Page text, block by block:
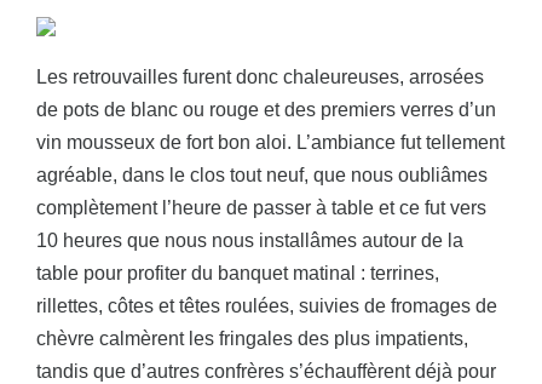
Les retrouvailles furent donc chaleureuses, arrosées
de pots de blanc ou rouge et des premiers verres d’un
vin mousseux de fort bon aloi. L’ambiance fut tellement
agréable, dans le clos tout neuf, que nous oubliâmes
complètement l’heure de passer à table et ce fut vers
10 heures que nous nous installâmes autour de la
table pour profiter du banquet matinal : terrines,
rillettes, côtes et têtes roulées, suivies de fromages de
chèvre calmèrent les fringales des plus impatients,
tandis que d’autres confrères s’échauffèrent déjà pour